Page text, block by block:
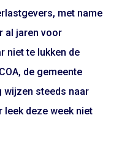
met name
al jaren voor
niet te lukken de
de gemeente
wijzen steeds naar
deze week niet